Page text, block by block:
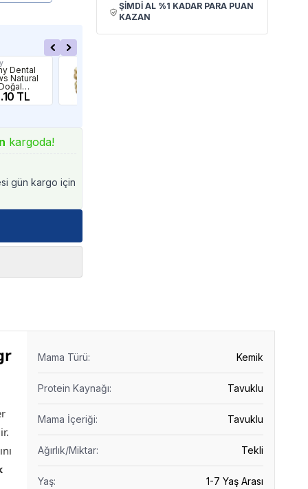
Dental
Natural
Ödül
250gr
TL
kargoda!
gün kargo için
ŞİMDİ AL %1 KADAR PARA PUAN
KAZAN
Mama Türü: Kemik
Protein Kaynağı: Tavuklu
Mama İçeriği: Tavuklu
Ağırlık/Miktar: Tekli
Yaş: 1-7 Yaş Arası